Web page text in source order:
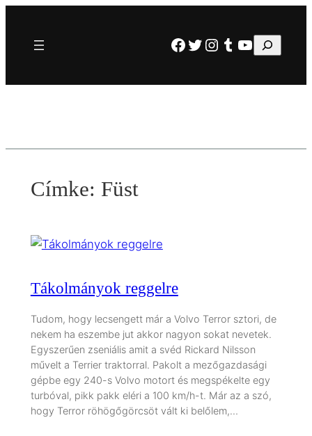
tartalomhoz
Facebook
Twitter
Instagram
Tumblr
YouTube
Keresés
Címke: Füst
Tákolmányok reggelre
Tudom, hogy lecsengett már a Volvo Terror sztori, de
nekem ha eszembe jut akkor nagyon sokat nevetek.
Egyszerűen zseniális amit a svéd Rickard Nilsson
művelt a Terrier traktorral. Pakolt a mezőgazdasági
gépbe egy 240-s Volvo motort és megspékelte egy
turbóval, pikk pakk eléri a 100 km/h-t. Már az a szó,
hogy Terror röhögőgörcsöt vált ki belőlem,…